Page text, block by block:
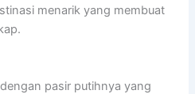
menarik yang membuat
pasir putihnya yang